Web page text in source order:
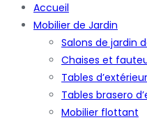
Accueil
Mobilier de Jardin
Salons de jardin
Chaises et
Tables
Tables brasero
Mobilier flottant